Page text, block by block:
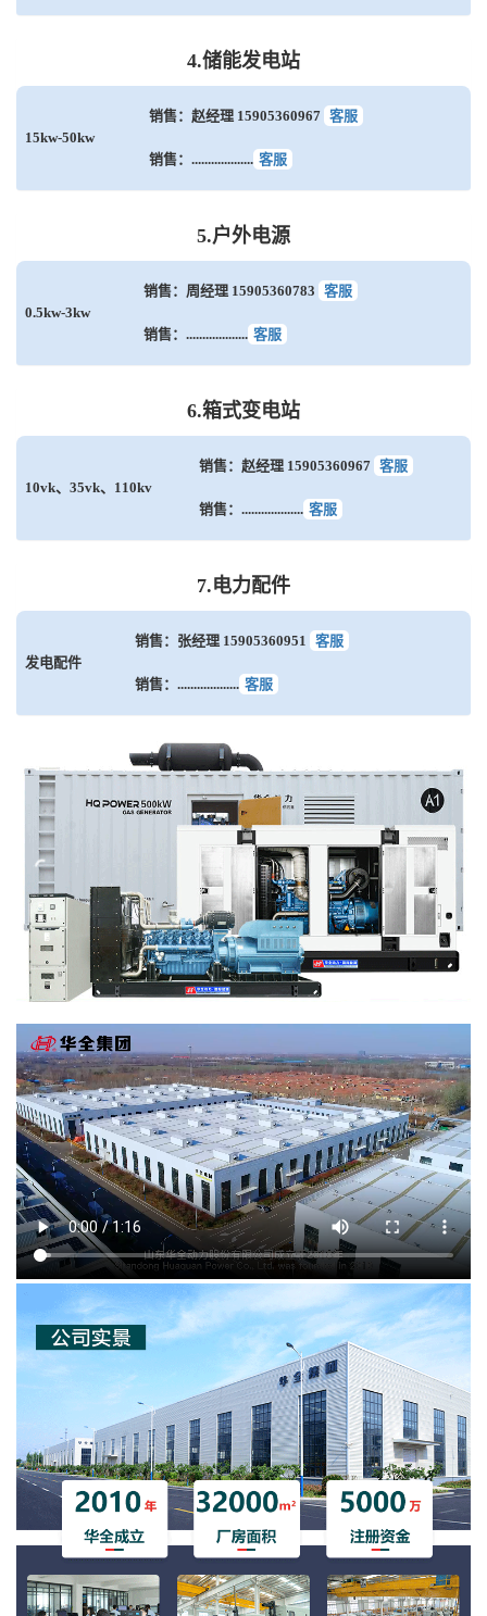
4.储能发电站
15kw-50kw
销售：赵经理 15905360967 客服
销售：................... 客服
5.户外电源
0.5kw-3kw
销售：周经理 15905360783 客服
销售：................... 客服
6.箱式变电站
10vk、35vk、110kv
销售：赵经理 15905360967 客服
销售：................... 客服
7.电力配件
发电配件
销售：张经理 15905360951 客服
销售：................... 客服